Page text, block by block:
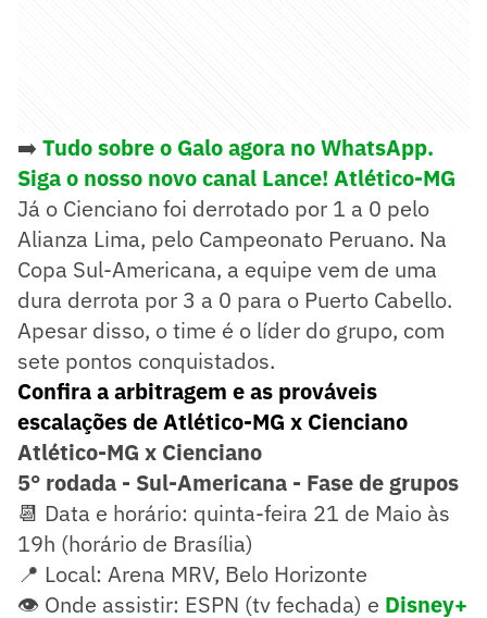
➡️ Tudo sobre o Galo agora no WhatsApp.
Siga o nosso novo canal Lance! Atlético-MG
Já o Cienciano foi derrotado por 1 a 0 pelo
Alianza Lima, pelo Campeonato Peruano. Na
Copa Sul-Americana, a equipe vem de uma
dura derrota por 3 a 0 para o Puerto Cabello.
Apesar disso, o time é o líder do grupo, com
sete pontos conquistados.
Confira a arbitragem e as prováveis
escalações de Atlético-MG x Cienciano
Atlético-MG x Cienciano
5° rodada - Sul-Americana - Fase de grupos
📆 Data e horário: quinta-feira 21 de Maio às
19h (horário de Brasília)
📍 Local: Arena MRV, Belo Horizonte
👁️ Onde assistir: ESPN (tv fechada) e Disney+